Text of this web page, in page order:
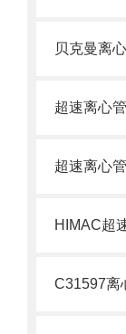
超速离心
超速离心